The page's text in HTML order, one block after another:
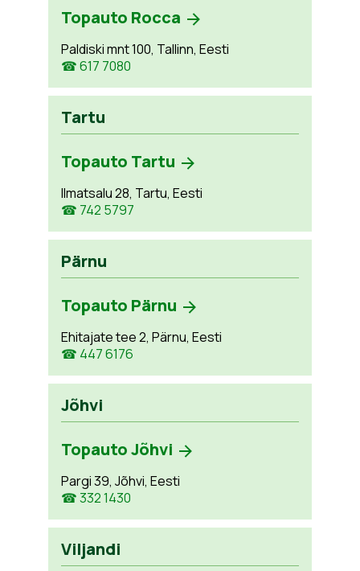
Topauto Rocca
Paldiski mnt 100, Tallinn, Eesti
☎ 617 7080
Tartu
Topauto Tartu
Ilmatsalu 28, Tartu, Eesti
☎ 742 5797
Pärnu
Topauto Pärnu
Ehitajate tee 2, Pärnu, Eesti
☎ 447 6176
Jõhvi
Topauto Jõhvi
Pargi 39, Jõhvi, Eesti
☎ 332 1430
Viljandi